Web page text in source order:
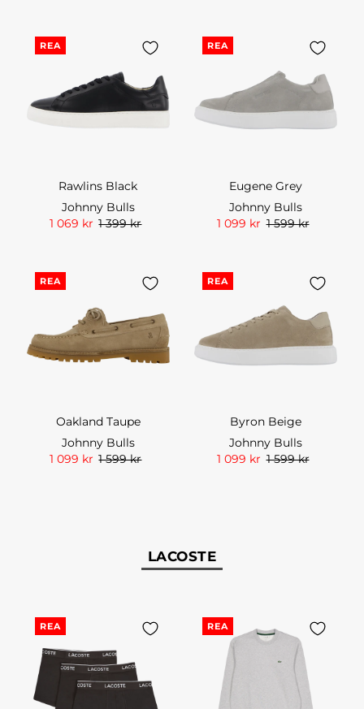
REA
Rawlins Black
Johnny Bulls
1 069 kr 1 399 kr
REA
Eugene Grey
Johnny Bulls
1 099 kr 1 599 kr
REA
Oakland Taupe
Johnny Bulls
1 099 kr 1 599 kr
REA
Byron Beige
Johnny Bulls
1 099 kr 1 599 kr
LACOSTE
REA REA